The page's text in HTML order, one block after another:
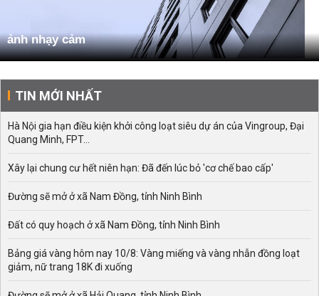
ảnh nhạy cảm
TIN MỚI NHẤT
Hà Nội gia hạn điều kiện khởi công loạt siêu dự án của Vingroup, Đại
Quang Minh, FPT...
Xây lại chung cư hết niên hạn: Đã đến lúc bỏ 'cơ chế bao cấp'
Đường sẽ mở ở xã Nam Đồng, tỉnh Ninh Bình
Đất có quy hoạch ở xã Nam Đồng, tỉnh Ninh Bình
Bảng giá vàng hôm nay 10/8: Vàng miếng và vàng nhẫn đồng loạt
giảm, nữ trang 18K đi xuống